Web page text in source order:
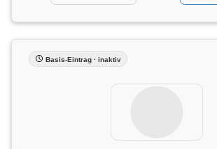
Basis-Eintrag · inaktiv